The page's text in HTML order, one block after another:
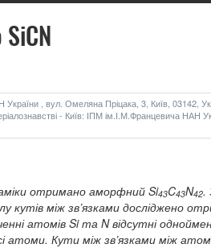
, вул. Омеляна Пріцака, 3, Київ, 03142,
- Київ: ІПМ ім.І.М.Францевича НАН
отримано аморфний Si43C43N42.
кутів між зв’язками досліджено
атомів Si та N відсутні
атоми. Кути між зв’язками між